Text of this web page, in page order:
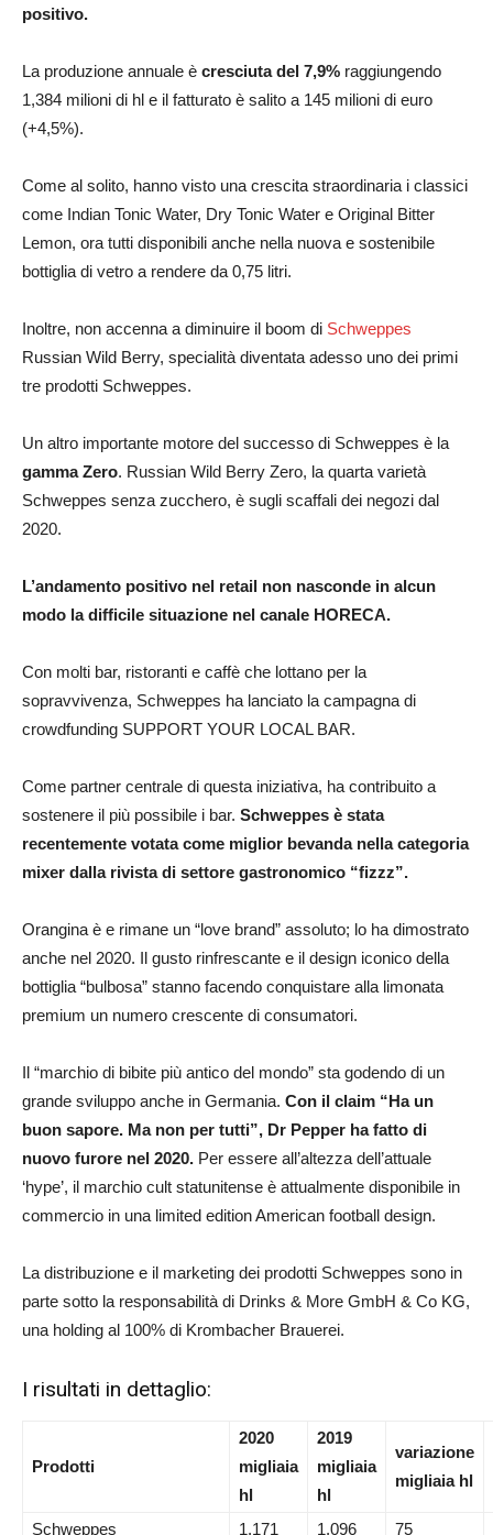
positivo.
La produzione annuale è cresciuta del 7,9% raggiungendo
1,384 milioni di hl e il fatturato è salito a 145 milioni di euro
(+4,5%).
Come al solito, hanno visto una crescita straordinaria i classici
come Indian Tonic Water, Dry Tonic Water e Original Bitter
Lemon, ora tutti disponibili anche nella nuova e sostenibile
bottiglia di vetro a rendere da 0,75 litri.
Inoltre, non accenna a diminuire il boom di Schweppes
Russian Wild Berry, specialità diventata adesso uno dei primi
tre prodotti Schweppes.
Un altro importante motore del successo di Schweppes è la
gamma Zero. Russian Wild Berry Zero, la quarta varietà
Schweppes senza zucchero, è sugli scaffali dei negozi dal
2020.
L’andamento positivo nel retail non nasconde in alcun
modo la difficile situazione nel canale HORECA.
Con molti bar, ristoranti e caffè che lottano per la
sopravvivenza, Schweppes ha lanciato la campagna di
crowdfunding SUPPORT YOUR LOCAL BAR.
Come partner centrale di questa iniziativa, ha contribuito a
sostenere il più possibile i bar. Schweppes è stata
recentemente votata come miglior bevanda nella categoria
mixer dalla rivista di settore gastronomico “fizzz”.
Orangina è e rimane un “love brand” assoluto; lo ha dimostrato
anche nel 2020. Il gusto rinfrescante e il design iconico della
bottiglia “bulbosa” stanno facendo conquistare alla limonata
premium un numero crescente di consumatori.
Il “marchio di bibite più antico del mondo” sta godendo di un
grande sviluppo anche in Germania. Con il claim “Ha un
buon sapore. Ma non per tutti”, Dr Pepper ha fatto di
nuovo furore nel 2020. Per essere all’altezza dell’attuale
‘hype’, il marchio cult statunitense è attualmente disponibile in
commercio in una limited edition American football design.
La distribuzione e il marketing dei prodotti Schweppes sono in
parte sotto la responsabilità di Drinks & More GmbH & Co KG,
una holding al 100% di Krombacher Brauerei.
I risultati in dettaglio:
Prodotti
2020
migliaia
hl
2019
migliaia
hl
variazione
migliaia hl
Schweppes 1.171 1.096 75